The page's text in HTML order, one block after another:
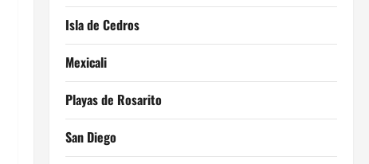
Isla de Cedros
Mexicali
Playas de Rosarito
San Diego